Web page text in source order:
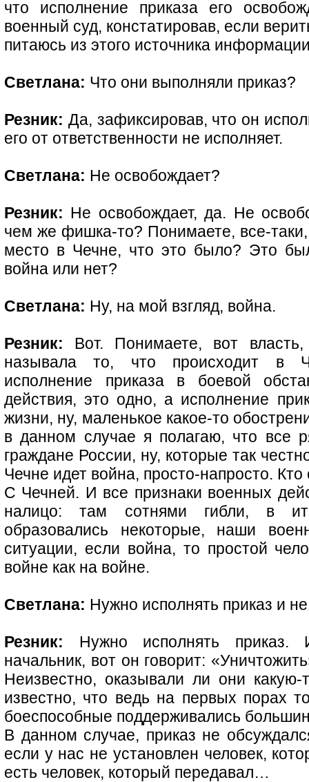
что исполнение приказа его
военный суд, констатировав, если
питаюсь из этого источника
Светлана: Что они выполняли приказ?
Резник: Да, зафиксировав, что он
его от ответственности не исполняет.
Светлана: Не освобождает?
Резник: Не освобождает, да. Не
чем же фишка-то? Понимаете, все-
место в Чечне, что это было? Это
война или нет?
Светлана: Ну, на мой взгляд, война.
Резник: Вот. Понимаете, вот
называла то, что происходит в
исполнение приказа в боевой
действия, это одно, а исполнение
жизни, ну, маленькое какое-то
в данном случае я полагаю, что все
граждане России, ну, которые так
Чечне идет война, просто-напросто.
С Чечней. И все признаки военных
налицо: там сотнями гибли, в
образовались некоторые, наши
ситуации, если война, то простой
войне как на войне.
Светлана: Нужно исполнять приказ и
Резник: Нужно исполнять
начальник, вот он говорит:
Неизвестно, оказывали ли они
известно, что ведь на первых порах
боеспособные поддерживались
В данном случае, приказ не
если у нас не установлен человек,
есть человек, который передавал…